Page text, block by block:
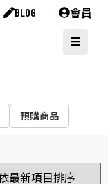
BLOG 會員
預購商品